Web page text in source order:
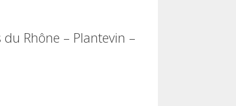
Rhône – Plantevin –